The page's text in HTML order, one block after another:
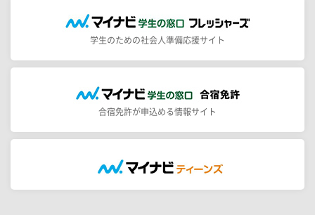
学生のための社会人準備応援サイト
合宿免許が申込める情報サイト